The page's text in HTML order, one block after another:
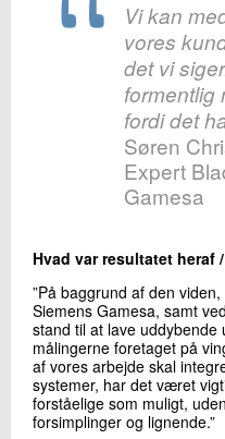
Vi kan
vores
det vi
formentlig
fordi det
Søren
Expert
Gamesa
Hvad var resultatet heraf
”På baggrund af den
Siemens Gamesa, samt
stand til at lave
målingerne foretaget på
af vores arbejde skal
systemer, har det været
forståelige som muligt,
forsimplinger og lignende.”